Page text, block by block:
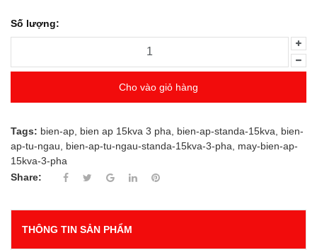
Số lượng:
Cho vào giỏ hàng
Tags: bien-ap bien ap 15kva 3 pha bien-ap-standa-15kva
bien-
ap-tu-ngau
bien-ap-tu-ngau-standa-15kva-3-pha
may-bien-ap-
15kva-3-pha
Share:
THÔNG TIN SẢN PHẨM